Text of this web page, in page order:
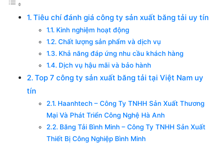
Tiêu chí đánh giá công ty sản xuất băng tải uy tín
Kinh nghiệm hoạt động
Chất lượng sản phẩm và dịch vụ
Khả năng đáp ứng nhu cầu khách hàng
Dịch vụ hậu mãi và bảo hành
Top 7 công ty sản xuất băng tải tại Việt Nam uy
tín
Haanhtech – Công Ty TNHH Sản Xuất Thương
Mại Và Phát Triển Công Nghệ Hà Anh
Băng Tải Bình Minh – Công Ty TNHH Sản Xuất
Thiết Bị Công Nghiệp Bình Minh